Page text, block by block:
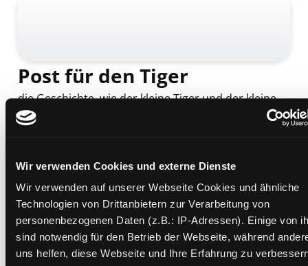
Wir verwenden Cookies und externe Dienste
Wir verwenden auf unserer Webseite Cookies und ähnliche
Technologien von Drittanbietern zur Verarbeitung von
personenbezogenen Daten (z.B.: IP-Adressen). Einige von
sind notwendig für den Betrieb der Webseite, während
uns helfen, diese Webseite und Ihre Erfahrung zu
Post für den Tiger
die Geschichte, wie der kleine Tiger und der kleine
Bär die Briefpost, die Luftpost und das Telefon
Verfasser:Janosch
Übergeordnetes Werk:
Schmökerpaket Antolin 2.
Klasse blaue Kappe
Beschreibung ein-/ausblenden
Mehr Informationen ein-/ausblenden